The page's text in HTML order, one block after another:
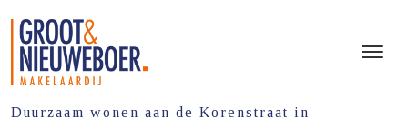
Tussenwoning
907489acfcf48bd690467fbe0ff2
3e50aaa390
Duurzaam wonen aan de Korenstraat in